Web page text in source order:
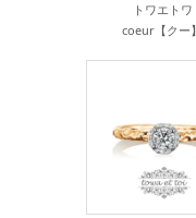
トワエトワ
coeur【クー】